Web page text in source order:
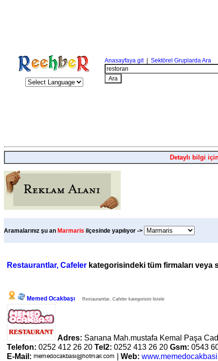
Anasayfaya git| Sektörel Gruplarda Ara
Detaylı bilgi
Aramalarınız şu an Marmaris ilçesinde yapılıyor ->
Restaurantlar, Cafeler kategorisindeki tüm firmaları veya
Memed Ocakbaşı Restaurantlar, Cafeler kategorisini listele
Adres: Sarıana Mah.mustafa Kemal Paşa
Telefon: 0252 412 26 20 Tel2: 0252 413 26 20 Gsm: 0543
E-Mail:
| Web: